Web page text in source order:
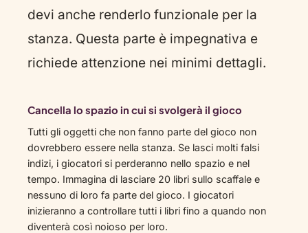
devi anche renderlo funzionale per la
stanza. Questa parte è impegnativa e
richiede attenzione nei minimi dettagli.
Cancella lo spazio in cui si svolgerà il gioco
Tutti gli oggetti che non fanno parte del gioco non
dovrebbero essere nella stanza. Se lasci molti falsi
indizi, i giocatori si perderanno nello spazio e nel
tempo. Immagina di lasciare 20 libri sullo scaffale e
nessuno di loro fa parte del gioco. I giocatori
inizieranno a controllare tutti i libri fino a quando non
diventerà così noioso per loro.